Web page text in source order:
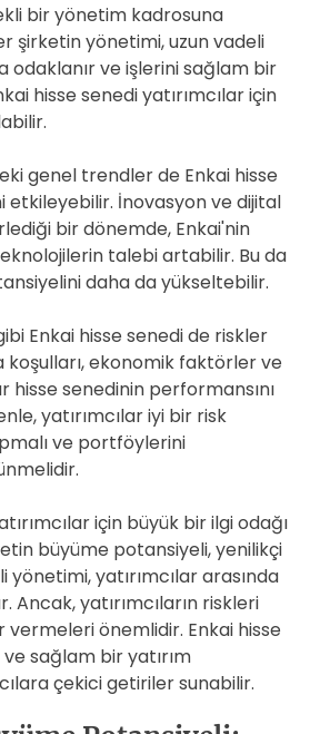
bir yönetim kadrosuna
şirketin yönetimi, uzun vadeli
ve işlerini sağlam bir
hisse senedi yatırımcılar için
genel trendler de Enkai hisse
etkileyebilir. İnovasyon ve dijital
bir dönemde, Enkai'nin
talebi artabilir. Bu da
daha da yükseltebilir.
Enkai hisse senedi de riskler
koşulları, ekonomik faktörler ve
hisse senedinin performansını
yatırımcılar iyi bir risk
ve portföylerini
için büyük bir ilgi odağı
büyüme potansiyeli, yenilikçi
yatırımcılar arasında
Ancak, yatırımcıların riskleri
önemlidir. Enkai hisse
sağlam bir yatırım
çekici getiriler sunabilir.